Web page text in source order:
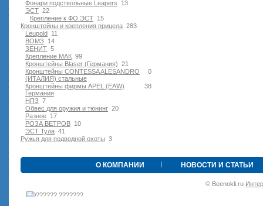
13
Фонари подствольные Leapers
22
ЭСТ
15
Крепление к ФО ЭСТ
283
Кронштейны и крепления прицела
11
Leupold
14
ВОМЗ
5
ЗЕНИТ
99
Крепление МАК
21
Кронштейны Blaser (Германия)
0
Кронштейны CONTESSA ALESANDRO
(ИТАЛИЯ) стальные
38
Кронштейны фирмы APEL (EAW)
Германия
7
НПЗ
20
Обвес для оружия и тюнинг
17
Разное
10
РОЗА ВЕТРОВ
41
ЭСТ Тула
3
Ружья для подводной оxоты
О КОМПАНИИ НОВОСТИ И СТАТЬИ
© Beenokli.ru